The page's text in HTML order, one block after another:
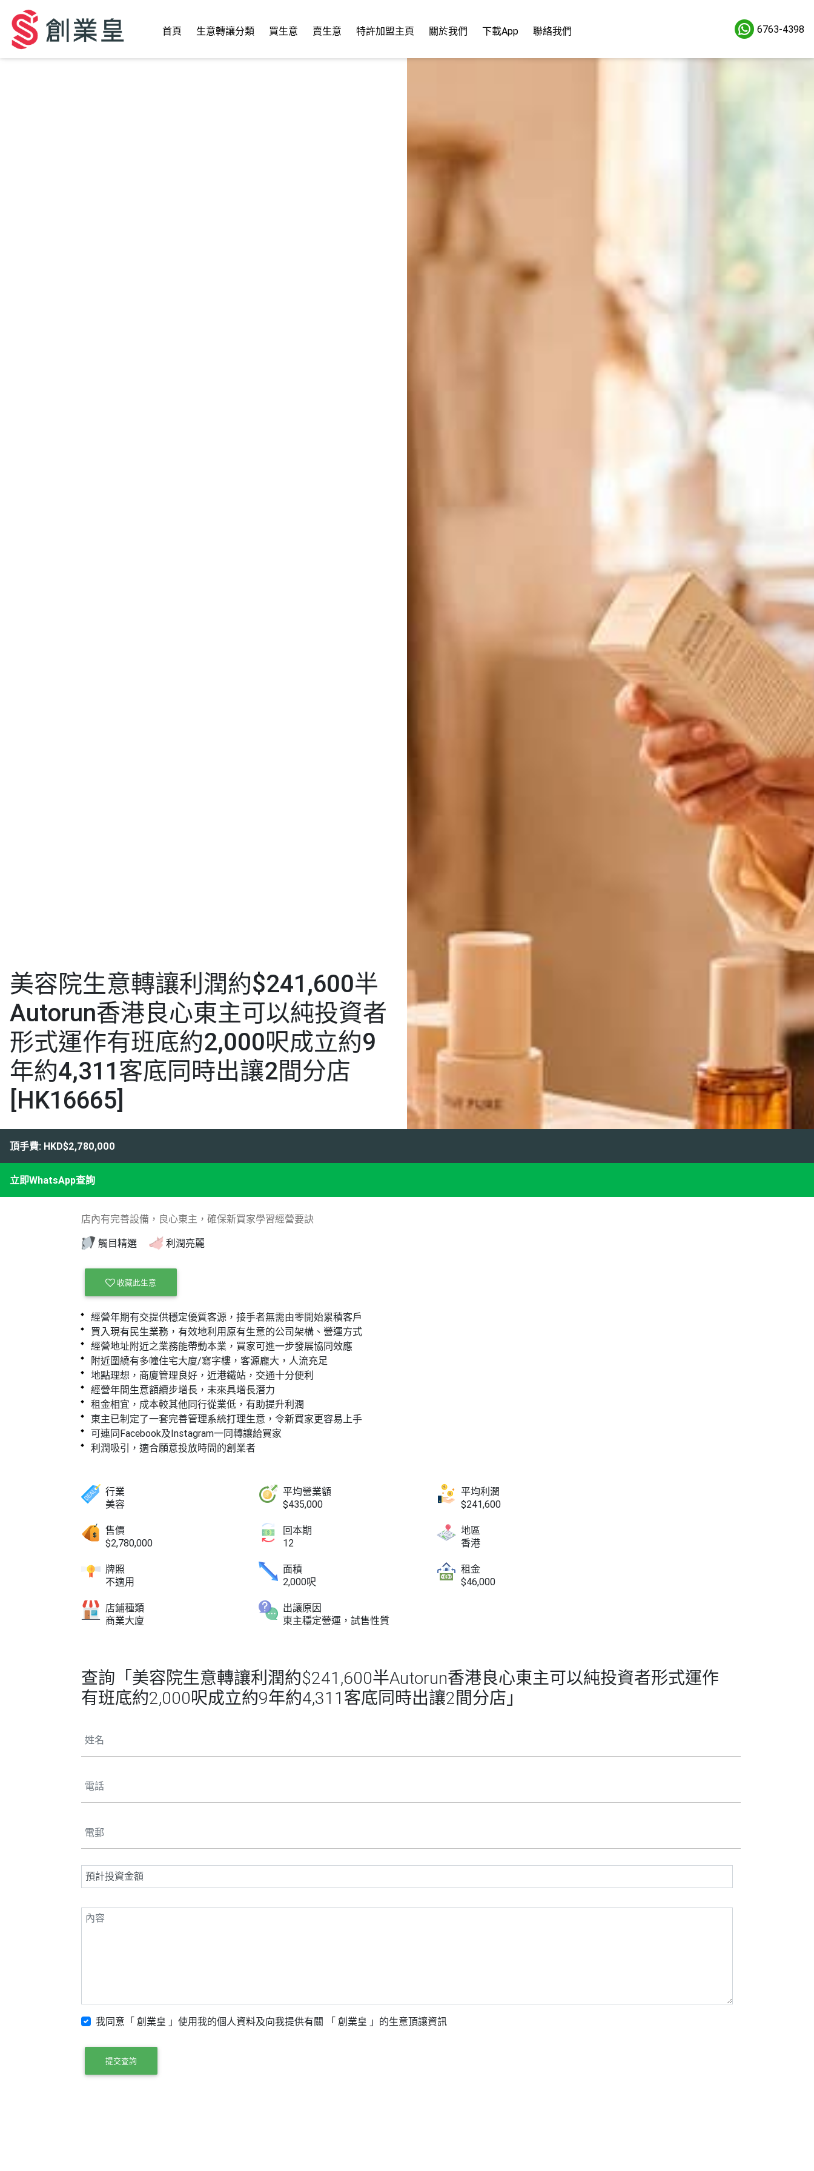
首頁 生意轉讓分類 買生意 賣生意 特許加盟主頁 關於我們 下載App 聯絡我們 6763-4398
美容院生意轉讓利潤約$241,600半
Autorun香港良心東主可以純投資者
形式運作有班底約2,000呎成立約9
年約4,311客底同時出讓2間分店
[HK16665]
頂手費: HKD$2,780,000
立即WhatsApp查詢
店內有完善設備，良心東主，確保新買家學習經營要訣
觸目精選
利潤亮麗
收藏此生意
經營年期有交提供穩定優質客源，接手者無需由零開始累積客戶
買入現有民生業務，有效地利用原有生意的公司架構、營運方式
經營地址附近之業務能帶動本業，買家可進一步發展協同效應
附近圍繞有多幢住宅大廈/寫字樓，客源龐大，人流充足
地點理想，商廈管理良好，近港鐵站，交通十分便利
經營年間生意額續步增長，未來具增長潛力
租金相宜，成本較其他同行從業低，有助提升利潤
東主已制定了一套完善管理系統打理生意，令新買家更容易上手
可連同Facebook及Instagram一同轉讓給買家
利潤吸引，適合願意投放時間的創業者
行業
美容
平均營業額
$435,000
平均利潤
$241,600
售價
$2,780,000
回本期
12
地區
香港
牌照
不適用
面積
2,000呎
租金
$46,000
店鋪種類
商業大廈
出讓原因
東主穩定營運，試售性質
查詢「美容院生意轉讓利潤約$241,600半Autorun香港良心東主可以純投資者形式運作
有班底約2,000呎成立約9年約4,311客底同時出讓2間分店」
我同意「 創業皇 」使用我的個人資料及向我提供有關 「 創業皇 」的生意頂讓資訊
提交查詢